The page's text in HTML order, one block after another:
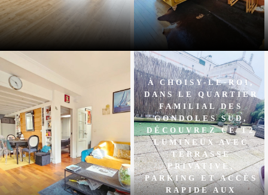
À CHOISY-LE-ROI,
DANS LE QUARTIER
FAMILIAL DES
GONDOLES SUD,
DÉCOUVREZ CE T2
LUMINEUX AVEC
TERRASSE
PRIVATIVE,
PARKING ET ACCÈS
RAPIDE AUX